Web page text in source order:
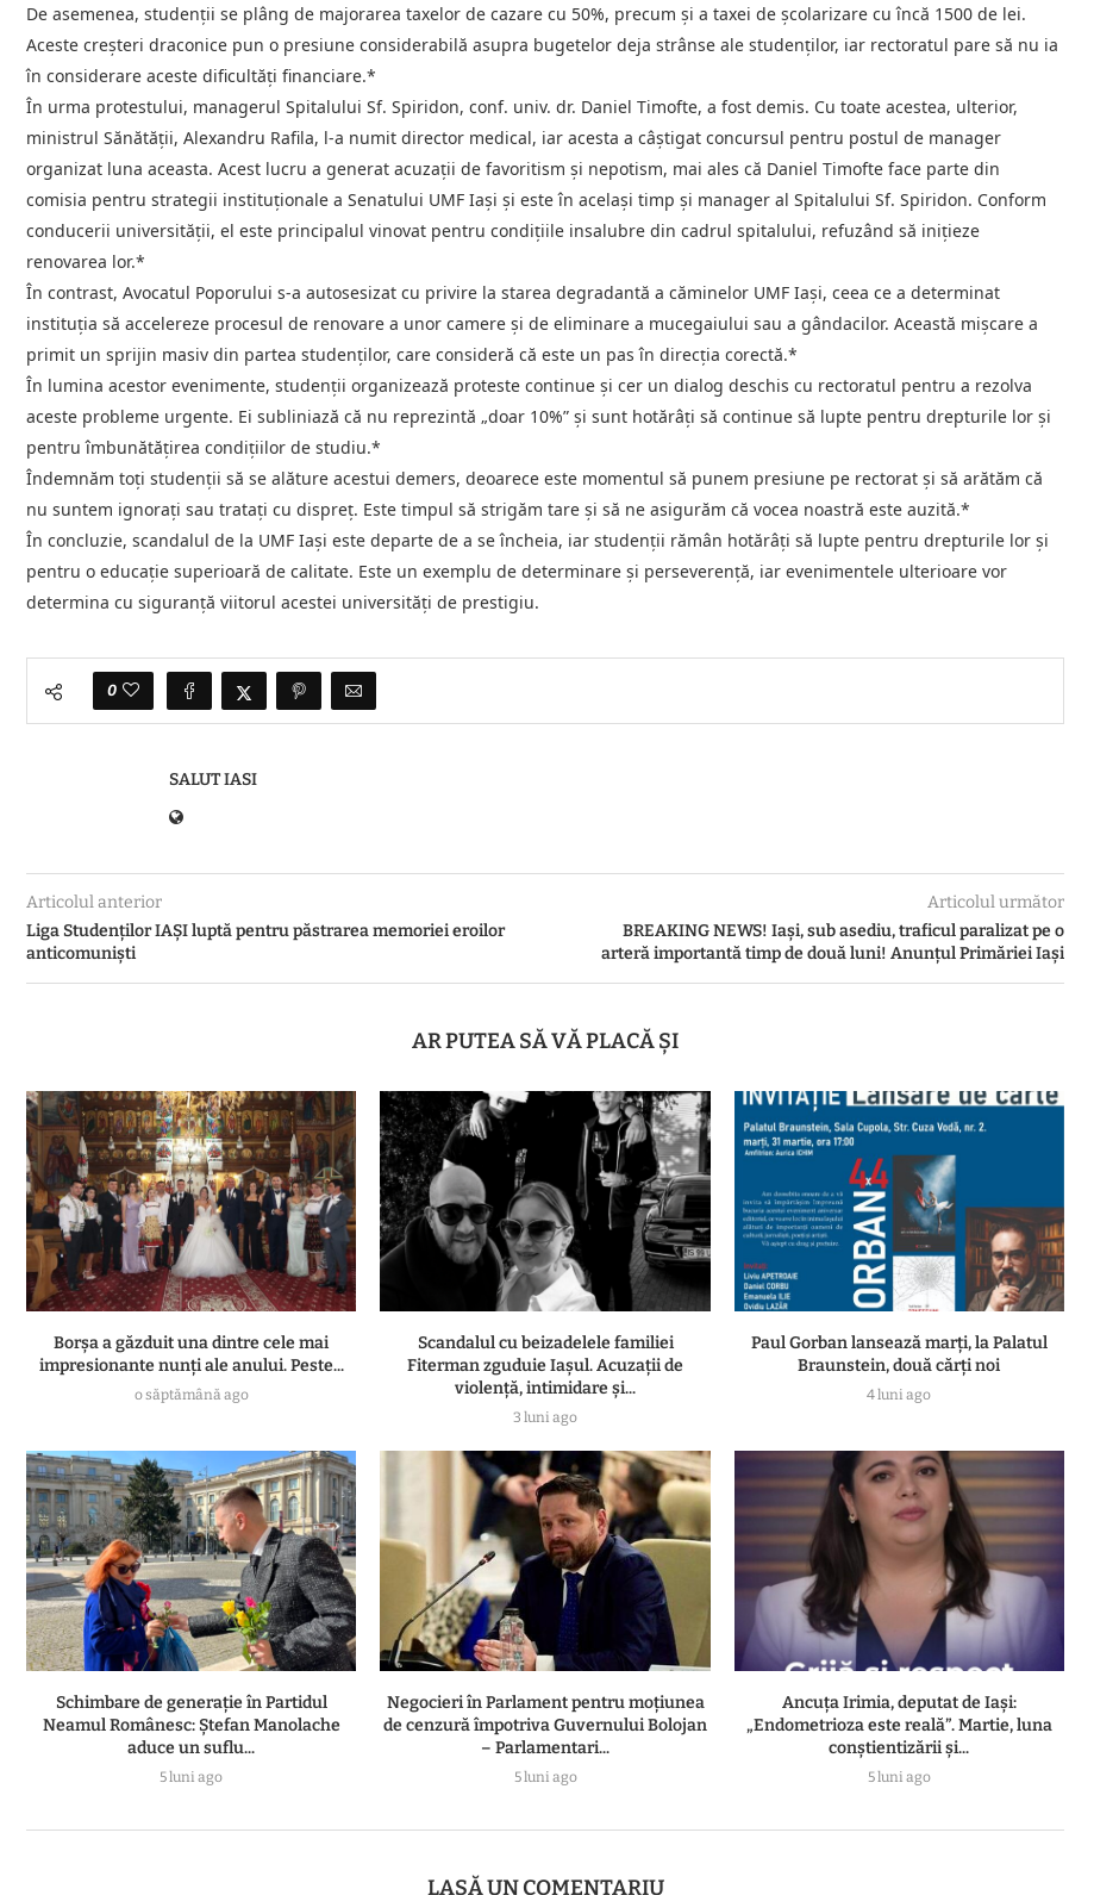
De asemenea, studenții se plâng de majorarea taxelor de cazare cu 50%, precum și a taxei de școlarizare cu încă 1500 de lei.
Aceste creșteri draconice pun o presiune considerabilă asupra bugetelor deja strânse ale studenților, iar rectoratul pare să nu ia
în considerare aceste dificultăți financiare.*
În urma protestului, managerul Spitalului Sf. Spiridon, conf. univ. dr. Daniel Timofte, a fost demis. Cu toate acestea, ulterior,
ministrul Sănătății, Alexandru Rafila, l-a numit director medical, iar acesta a câștigat concursul pentru postul de manager
organizat luna aceasta. Acest lucru a generat acuzații de favoritism și nepotism, mai ales că Daniel Timofte face parte din
comisia pentru strategii instituționale a Senatului UMF Iași și este în același timp și manager al Spitalului Sf. Spiridon. Conform
conducerii universității, el este principalul vinovat pentru condițiile insalubre din cadrul spitalului, refuzând să inițieze
renovarea lor.*
În contrast, Avocatul Poporului s-a autosesizat cu privire la starea degradantă a căminelor UMF Iași, ceea ce a determinat
instituția să accelereze procesul de renovare a unor camere și de eliminare a mucegaiului sau a gândacilor. Această mișcare a
primit un sprijin masiv din partea studenților, care consideră că este un pas în direcția corectă.*
În lumina acestor evenimente, studenții organizează proteste continue și cer un dialog deschis cu rectoratul pentru a rezolva
aceste probleme urgente. Ei subliniază că nu reprezintă „doar 10%” și sunt hotărâți să continue să lupte pentru drepturile lor și
pentru îmbunătățirea condițiilor de studiu.*
Îndemnăm toți studenții să se alăture acestui demers, deoarece este momentul să punem presiune pe rectorat și să arătăm că
nu suntem ignorați sau tratați cu dispreț. Este timpul să strigăm tare și să ne asigurăm că vocea noastră este auzită.*
În concluzie, scandalul de la UMF Iași este departe de a se încheia, iar studenții rămân hotărâți să lupte pentru drepturile lor și
pentru o educație superioară de calitate. Este un exemplu de determinare și perseverență, iar evenimentele ulterioare vor
determina cu siguranță viitorul acestei universități de prestigiu.
0
SALUT IASI
Articolul anterior
Liga Studenților IAȘI luptă pentru păstrarea memoriei eroilor
anticomuniști
Articolul următor
BREAKING NEWS! Iași, sub asediu, traficul paralizat pe o
arteră importantă timp de două luni! Anunțul Primăriei Iași
AR PUTEA SĂ VĂ PLACĂ ȘI
Borșa a găzduit una dintre cele mai
impresionante nunți ale anului. Peste...
o săptămână ago
Scandalul cu beizadelele familiei
Fiterman zguduie Iașul. Acuzații de
violență, intimidare și...
3 luni ago
Paul Gorban lansează marți, la Palatul
Braunstein, două cărți noi
4 luni ago
Schimbare de generație în Partidul
Neamul Românesc: Ștefan Manolache
aduce un suflu...
5 luni ago
Negocieri în Parlament pentru moțiunea
de cenzură împotriva Guvernului Bolojan
– Parlamentari...
5 luni ago
Ancuța Irimia, deputat de Iași:
„Endometrioza este reală”. Martie, luna
conștientizării și...
5 luni ago
LASĂ UN COMENTARIU